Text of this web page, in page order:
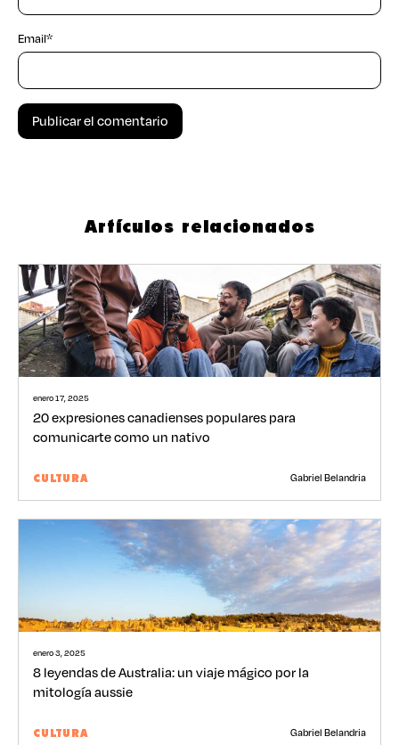
Email*
Artículos relacionados
enero 17, 2025
20 expresiones canadienses populares para
comunicarte como un nativo
CULTURA Gabriel Belandria
enero 3, 2025
8 leyendas de Australia: un viaje mágico por la
mitología aussie
CULTURA Gabriel Belandria